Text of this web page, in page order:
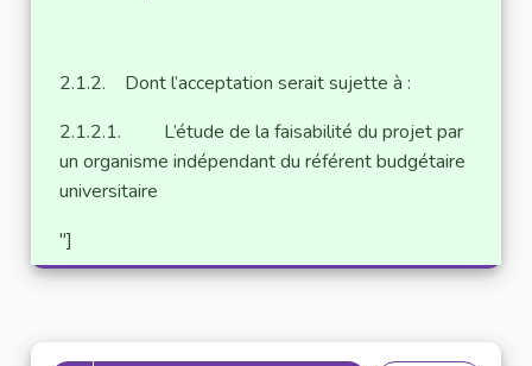
2.1.2. Dont l’acceptation serait sujette à :
2.1.2.1. L’étude de la faisabilité du projet par
un organisme indépendant du référent budgétaire
universitaire
"]